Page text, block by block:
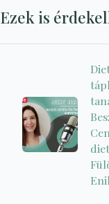
Ezek is